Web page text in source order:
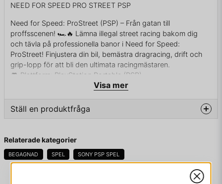
NEED FOR SPEED PRO STREET PSP
Need for Speed: ProStreet (PSP) – Från gatan till
proffsscenen! 🏎️🔥 Lämna illegal street racing bakom dig
och tävla på professionella banor i Need for Speed:
ProStreet! Finjustera din bil, bemästra dragracing, drift och
grip-lopp för att bli den ultimata racingmästaren.
🎮 Plattform: PlayStation Portable (PSP)
🏁 Genre: Racing/Simulation
olika tävlingsformat
👉 Har du vad som krävs för att dominera racingvärlden? 🚦
KOMPLETT I BOX
Visa mer
Ställ en produktfråga
Fråga oss något om denna produkten...
Relaterade kategorier
BEGAGNAD SPEL SONY PSP SPEL